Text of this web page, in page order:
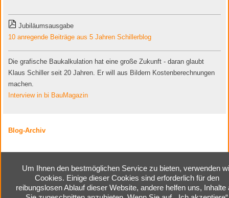
Jubiläumsausgabe
10 anregende Beiträge aus 5 Jahren Schillerblog
Die grafische Baukalkulation hat eine große Zukunft - daran glaubt
Klaus Schiller seit 20 Jahren. Er will aus Bildern Kostenberechnungen
machen.
Interview in bi BauMagazin
Blog-Archiv
Home |Kontakt|Impressum |
Cookie-Einstellungen|
Um Ihnen den bestmöglichen Service zu bieten, verwenden
Cookies. Einige dieser Cookies sind erforderlich für den
reibungslosen Ablauf dieser Website, andere helfen uns, Inhalte